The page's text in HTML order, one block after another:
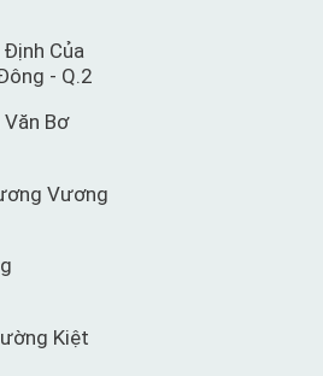
Của
- Q.2
Bơ
Vương
Kiệt